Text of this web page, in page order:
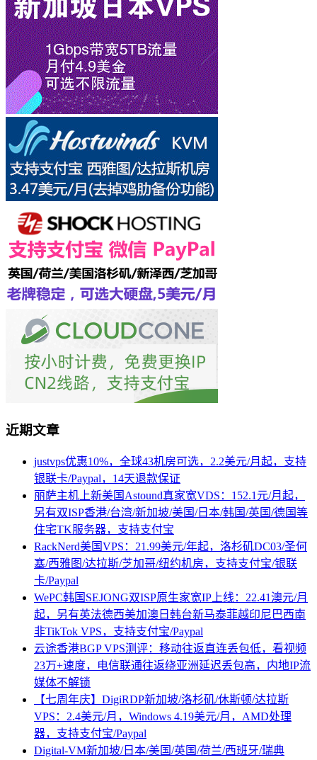
近期文章
justvps优惠10%，全球43机房可选，2.2美元/月起，支持
银联卡/Paypal，14天退款保证
丽萨主机上新美国Astound真家宽VDS：152.1元/月起，
另有双ISP香港/台湾/新加坡/美国/日本/韩国/英国/德国等
住宅TK服务器，支持支付宝
RackNerd美国VPS：21.99美元/年起，洛杉矶DC03/圣何
塞/西雅图/达拉斯/芝加哥/纽约机房，支持支付宝/银联
卡/Paypal
WePC韩国SEJONG双ISP原生家宽IP上线：22.41澳元/月
起，另有英法德西美加澳日韩台新马泰菲越印尼巴西南
非TikTok VPS，支持支付宝/Paypal
云途香港BGP VPS测评：移动往返直连丢包低，看视频
23万+速度，电信联通往返绕亚洲延迟丢包高，内地IP流
媒体不解锁
【七周年庆】DigiRDP新加坡/洛杉矶/休斯顿/达拉斯
VPS：2.4美元/月，Windows 4.19美元/月，AMD处理
器，支持支付宝/Paypal
Digital-VM新加坡/日本/美国/英国/荷兰/西班牙/瑞典